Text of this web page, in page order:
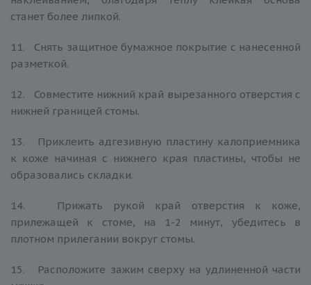
станет более липкой.
11. Снять защитное бумажное покрытие с нанесенной
разметкой.
12. Совместите нижний край вырезанного отверстия с
нижней границей стомы.
13. Приклеить адгезивную пластину калоприемника
к коже начиная с нижнего края пластины, чтобы не
образовались складки.
14. Прижать рукой край отверстия к коже,
прилежащей к стоме, на 1-2 минут, убедитесь в
плотном прилегании вокруг стомы.
15. Расположите зажим сверху на удлиненной части